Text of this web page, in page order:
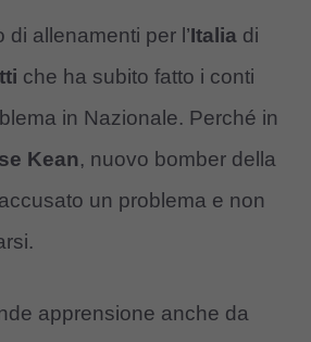
allenamenti per l’Italia di
che ha subito fatto i conti
in Nazionale. Perché in
Kean, nuovo bomber della
un problema e non
apprensione anche da